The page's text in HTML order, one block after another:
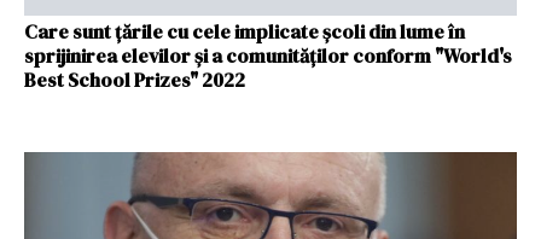
Care sunt țările cu cele implicate școli din lume în
sprijinirea elevilor și a comunităților conform "World's
Best School Prizes" 2022